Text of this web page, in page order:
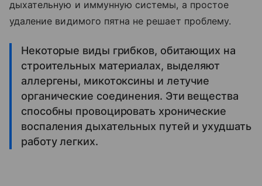
дыхательную и иммунную системы, а простое
удаление видимого пятна не решает проблему.
Некоторые виды грибков, обитающих на
строительных материалах, выделяют
аллергены, микотоксины и летучие
органические соединения. Эти вещества
способны провоцировать хронические
воспаления дыхательных путей и ухудшать
работу легких.